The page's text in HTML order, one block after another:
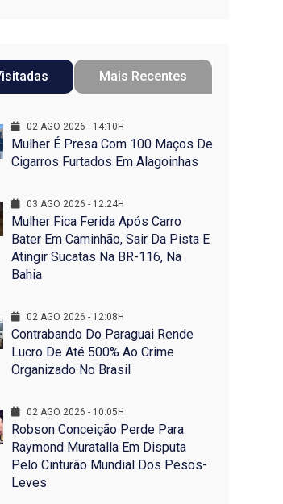
Mais Recentes
02 AGO 2026 - 14:10H
Mulher É Presa Com 100 Maços De
Cigarros Furtados Em Alagoinhas
03 AGO 2026 - 12:24H
Mulher Fica Ferida Após Carro
Bater Em Caminhão, Sair Da Pista E
Atingir Sucatas Na BR-116, Na
Bahia
02 AGO 2026 - 12:08H
Contrabando Do Paraguai Rende
Lucro De Até 500% Ao Crime
Organizado No Brasil
02 AGO 2026 - 10:05H
Robson Conceição Perde Para
Raymond Muratalla Em Disputa
Pelo Cinturão Mundial Dos Pesos-
Leves